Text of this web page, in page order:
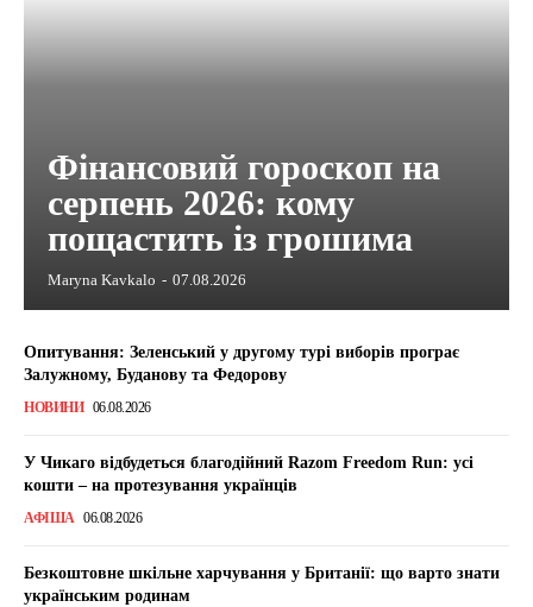
Фінансовий гороскоп на
серпень 2026: кому
пощастить із грошима
Maryna Kavkalo - 07.08.2026
Опитування: Зеленський у другому турі виборів програє
Залужному, Буданову та Федорову
НОВИНИ 06.08.2026
У Чикаго відбудеться благодійний Razom Freedom Run: усі
кошти – на протезування українців
АФІША 06.08.2026
Безкоштовне шкільне харчування у Британії: що варто знати
українським родинам